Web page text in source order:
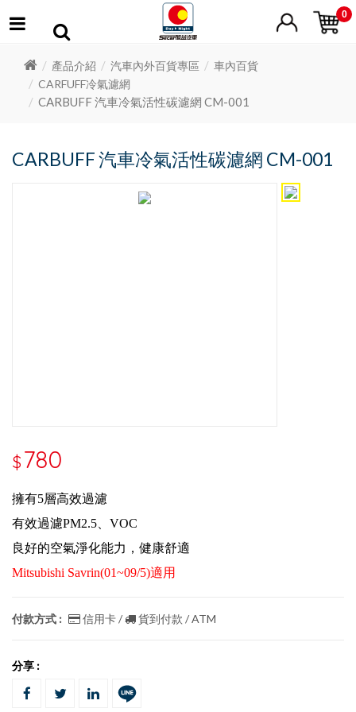
0
產品介紹 汽車內外百貨專區
車內百貨
CARFUFF冷氣濾網
CARBUFF 汽車冷氣活性碳濾網 CM-001
CARBUFF 汽車冷氣活性碳濾網 CM-001
$780
擁有5層高效過濾
有效過濾PM2.5、VOC
良好的空氣淨化能力，健康舒適
Mitsubishi Savrin(01~09/5)適用
付款方式 : 信用卡 / 貨到付款 / ATM
分享 :